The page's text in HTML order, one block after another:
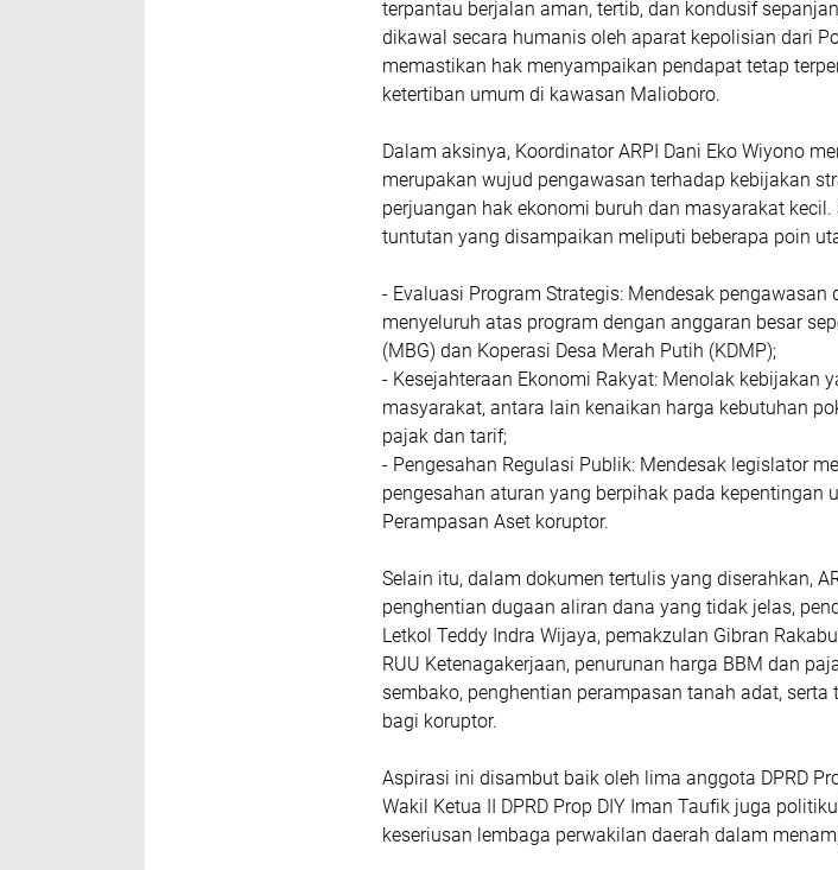
terpantau berjalan aman, tertib, dan kondusif
dikawal secara humanis oleh aparat kepolisian dari
memastikan hak menyampaikan pendapat tetap
ketertiban umum di kawasan Malioboro.
Dalam aksinya, Koordinator ARPI Dani Eko Wiyono
merupakan wujud pengawasan terhadap kebijakan
perjuangan hak ekonomi buruh dan masyarakat kecil.
tuntutan yang disampaikan meliputi beberapa poin
- Evaluasi Program Strategis: Mendesak pengawasan
menyeluruh atas program dengan anggaran besar
(MBG) dan Koperasi Desa Merah Putih (KDMP);
- Kesejahteraan Ekonomi Rakyat: Menolak kebijakan
masyarakat, antara lain kenaikan harga kebutuhan
pajak dan tarif;
- Pengesahan Regulasi Publik: Mendesak legislator
pengesahan aturan yang berpihak pada kepentingan
Perampasan Aset koruptor.
Selain itu, dalam dokumen tertulis yang diserahkan,
penghentian dugaan aliran dana yang tidak jelas,
Letkol Teddy Indra Wijaya, pemakzulan Gibran
RUU Ketenagakerjaan, penurunan harga BBM dan
sembako, penghentian perampasan tanah adat,
bagi koruptor.
Aspirasi ini disambut baik oleh lima anggota DPRD
Wakil Ketua II DPRD Prop DIY Iman Taufik juga
keseriusan lembaga perwakilan daerah dalam